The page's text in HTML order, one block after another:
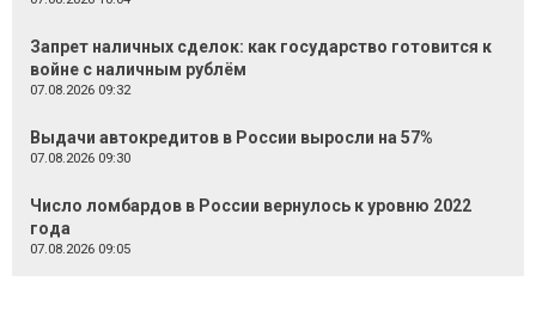
Запрет наличных сделок: как государство готовится к
войне с наличным рублём
07.08.2026 09:32
Выдачи автокредитов в России выросли на 57%
07.08.2026 09:30
Число ломбардов в России вернулось к уровню 2022
года
07.08.2026 09:05